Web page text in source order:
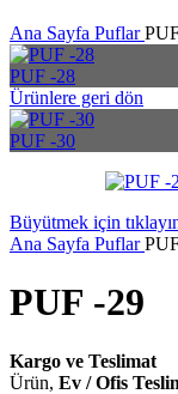
Ana Sayfa Puflar
PUF -28
Ürünlere geri dön
PUF -30
Büyütmek için
Ana Sayfa Puflar
PUF -29
Kargo ve Teslimat
Ürün, Ev / Ofis